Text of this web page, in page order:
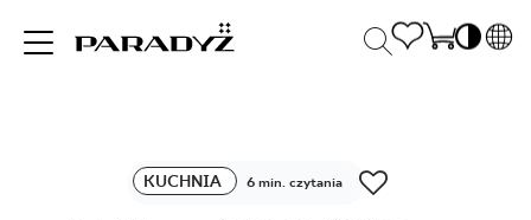
INSPIRACJE
KUCHNIA 6 min. czytania